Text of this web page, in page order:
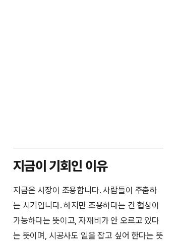
지금이 기회인 이유
지금은 시장이 조용합니다. 사람들이 주춤하
는 시기입니다. 하지만 조용하다는 건 협상이
가능하다는 뜻이고, 자재비가 안 오르고 있다
는 뜻이며, 시공사도 일을 잡고 싶어 한다는 뜻